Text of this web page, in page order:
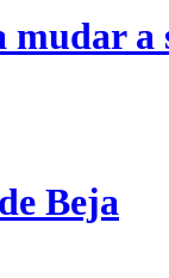
mudar
Beja